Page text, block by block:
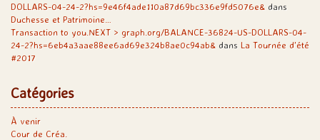
DOLLARS-04-24-2?hs=9e46f4ade110a87d69bc336e9fd5076e& dans
Duchesse et Patrimoine…
Transaction to you.NEXT > graph.org/BALANCE-36824-US-DOLLARS-04-
24-2?hs=6eb4a3aae88ee6ad69e324b8ae0c94ab& dans La Tournée d’été
#2017
Catégories
À venir
Cour de Créa.